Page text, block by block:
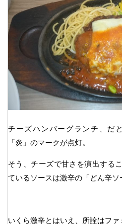
チーズハンバーグランチ、だ
「炎」のマークが点灯。
そう、チーズで甘さを演出する
ているソースは激辛の「どん辛ソ
いくら激辛とはいえ、所詮はファ